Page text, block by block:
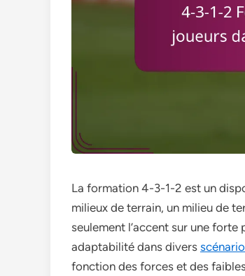
La formation 4-3-1-2 est un
milieux de terrain, un milieu de
seulement l’accent sur une
adaptabilité dans divers
fonction des forces et des